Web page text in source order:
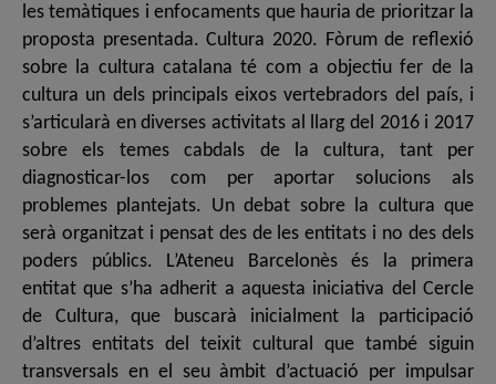
les temàtiques i enfocaments que hauria de prioritzar la
proposta presentada. Cultura 2020. Fòrum de reflexió
sobre la cultura catalana té com a objectiu fer de la
cultura un dels principals eixos vertebradors del país, i
s’articularà en diverses activitats al llarg del 2016 i 2017
sobre els temes cabdals de la cultura, tant per
diagnosticar-los com per aportar solucions als
problemes plantejats. Un debat sobre la cultura que
serà organitzat i pensat des de les entitats i no des dels
poders públics. L’Ateneu Barcelonès és la primera
entitat que s’ha adherit a aquesta iniciativa del Cercle
de Cultura, que buscarà inicialment la participació
d’altres entitats del teixit cultural que també siguin
transversals en el seu àmbit d’actuació per impulsar